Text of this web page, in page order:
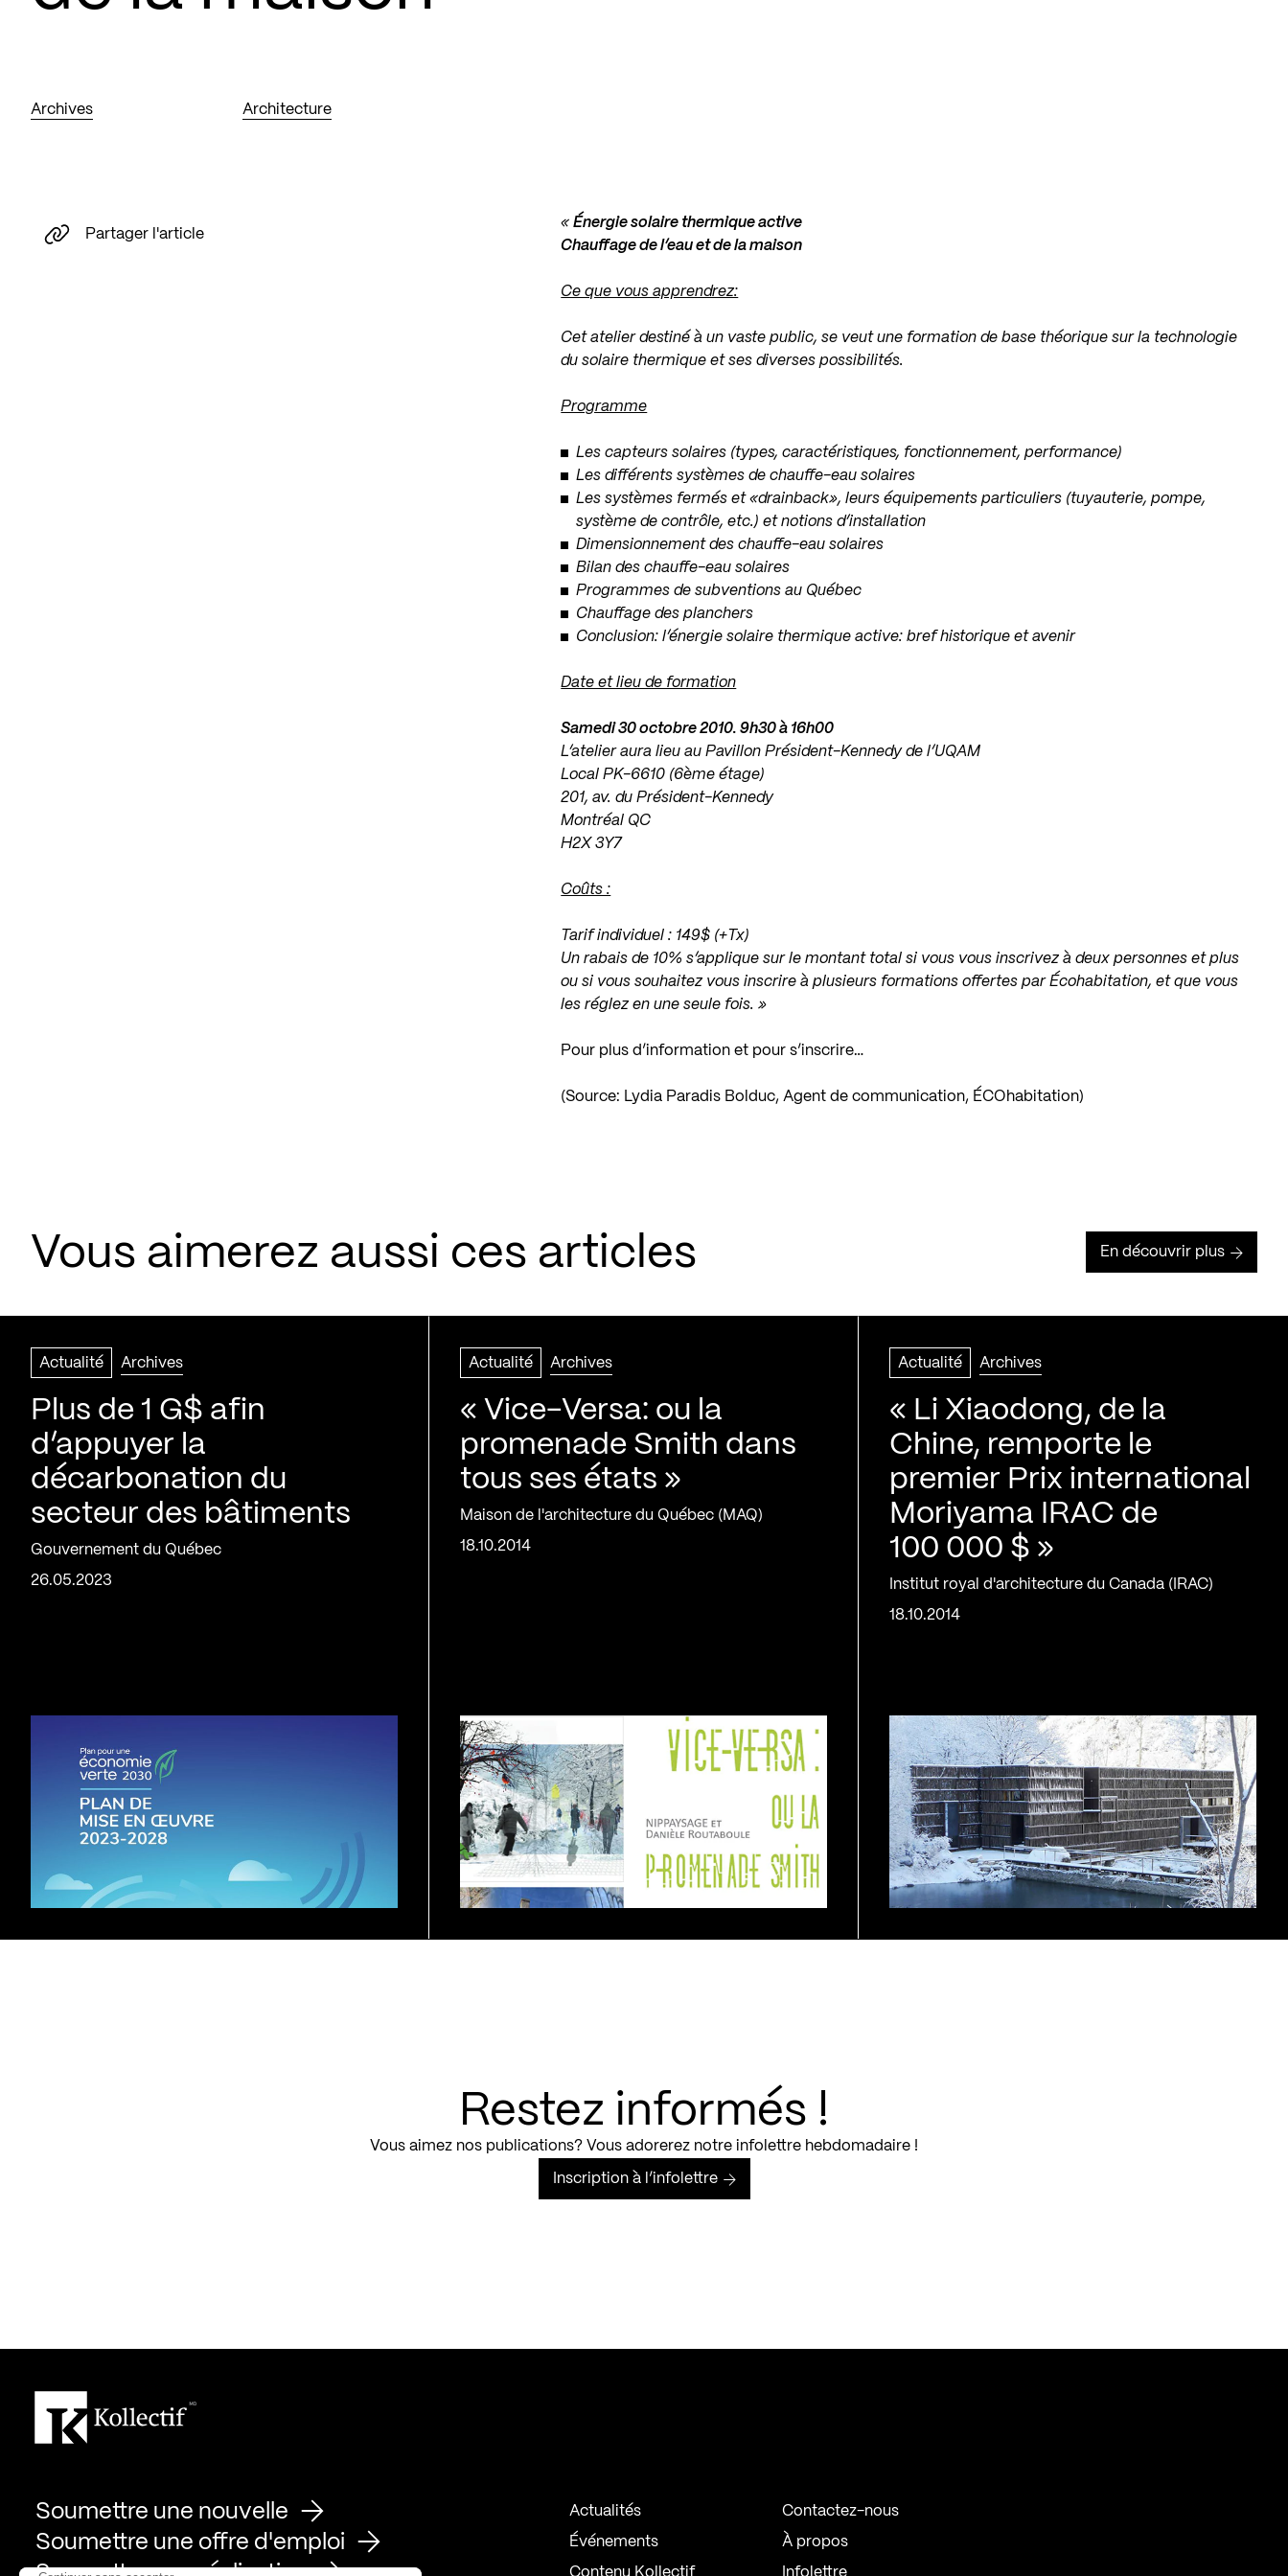
Archives Architecture
«Énergie solaire thermique active
Chauffage de l’eau et de la maison
Ce que vous apprendrez:
Cet atelier destiné à un vaste public, se veut une formation de base théorique sur la technologie
du solaire thermique et ses diverses possibilités.
Programme
Les capteurs solaires (types, caractéristiques, fonctionnement, performance)
Les différents systèmes de chauffe-eau solaires
Les systèmes fermés et «drainback», leurs équipements particuliers (tuyauterie, pompe,
système de contrôle, etc.) et notions d’installation
Dimensionnement des chauffe-eau solaires
Bilan des chauffe-eau solaires
Programmes de subventions au Québec
Chauffage des planchers
Conclusion: l’énergie solaire thermique active: bref historique et avenir
Date et lieu de formation
Samedi 30 octobre 2010. 9h30 à 16h00
L’atelier aura lieu au Pavillon Président-Kennedy de l’UQAM
Local PK-6610 (6ème étage)
201, av. du Président-Kennedy
Montréal QC
H2X 3Y7
Coûts :
Tarif individuel : 149$ (+Tx)
Un rabais de 10% s’applique sur le montant total si vous vous inscrivez à deux personnes et plus
ou si vous souhaitez vous inscrire à plusieurs formations offertes par Écohabitation, et que vous
les réglez en une seule fois. »
Pour plus d’information et pour s’inscrire…
(Source: Lydia Paradis Bolduc, Agent de communication, ÉCOhabitation)
Partager l'article
Vous aimerez aussi ces articles En découvrir plus
Actualité Archives
Plus de 1 G$ afin
d’appuyer la
décarbonation du
secteur des bâtiments
Gouvernement du Québec
26.05.2023
Actualité Archives
« Vice-Versa: ou la
promenade Smith dans
tous ses états »
Maison de l'architecture du Québec (MAQ)
18.10.2014
Actualité Archives
« Li Xiaodong, de la
Chine, remporte le
premier Prix international
Moriyama IRAC de
100 000 $ »
Institut royal d'architecture du Canada (IRAC)
18.10.2014
Restez informés !
Vous aimez nos publications? Vous adorerez notre infolettre hebdomadaire !
Inscription à l’infolettre
Soumettre une nouvelle
Soumettre une offre d'emploi
Actualités
Événements
Contenu Kollectif
Contactez-nous
À propos
Infolettre